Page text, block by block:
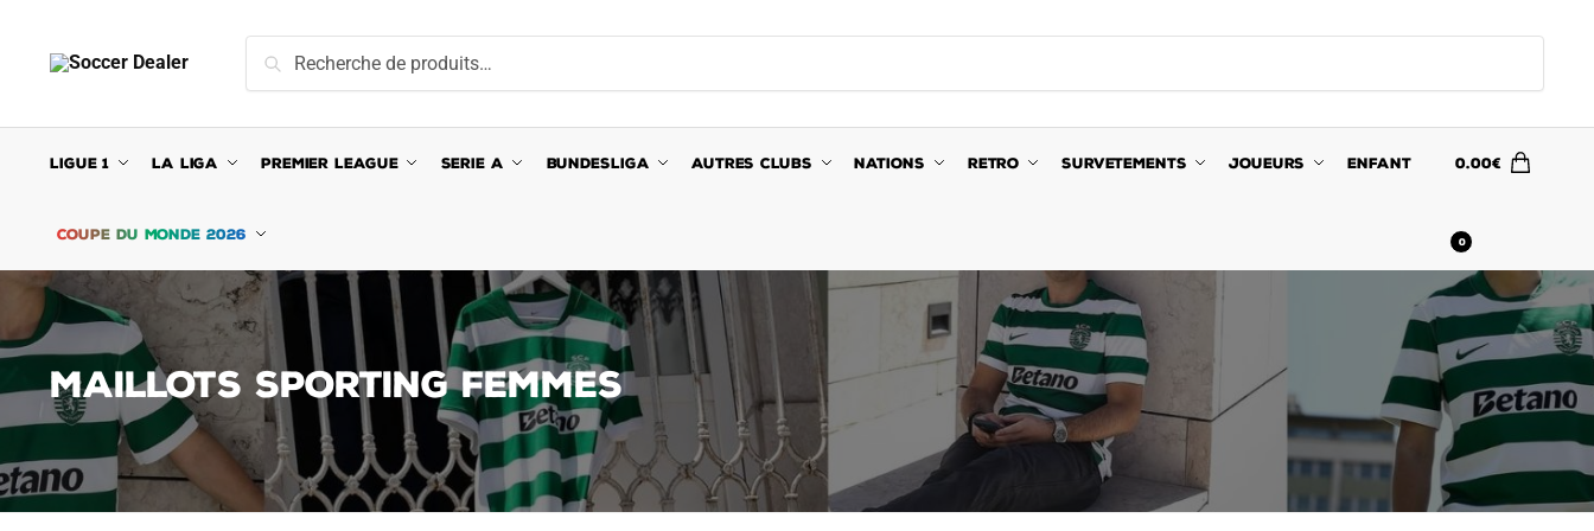
navigation
content
pour :
Recherche
LIGUE 1 LA LIGA PREMIER LEAGUE SERIE A BUNDESLIGA AUTRES CLUBS NATIONS RETRO SURVETEMENTS JOUEURS ENFANT
COUPE DU MONDE 2026
0.00€
0
MAILLOTS SPORTING FEMMES